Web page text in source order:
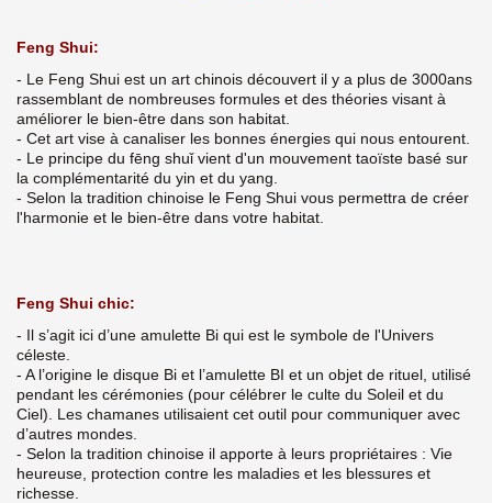
Feng Shui:
- Le Feng Shui est un art chinois découvert il y a plus de 3000ans
rassemblant de nombreuses formules et des théories visant à
améliorer le bien-être dans son habitat.
- Cet art vise à canaliser les bonnes énergies qui nous entourent.
- Le principe du fēng shuǐ vient d'un mouvement taoïste basé sur
la complémentarité du yin et du yang.
- Selon la tradition chinoise le Feng Shui vous permettra de créer
l'harmonie et le bien-être dans votre habitat.
Feng Shui chic:
- Il s’agit ici d’une amulette Bi qui est le symbole de l'Univers
céleste.
- A l’origine le disque Bi et l’amulette BI et un objet de rituel, utilisé
pendant les cérémonies (pour célébrer le culte du Soleil et du
Ciel). Les chamanes utilisaient cet outil pour communiquer avec
d’autres mondes.
- Selon la tradition chinoise il apporte à leurs propriétaires : Vie
heureuse, protection contre les maladies et les blessures et
richesse.